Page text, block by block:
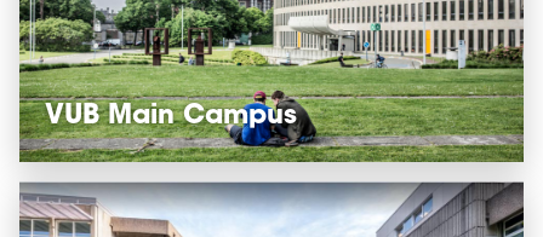
VUB Main Campus